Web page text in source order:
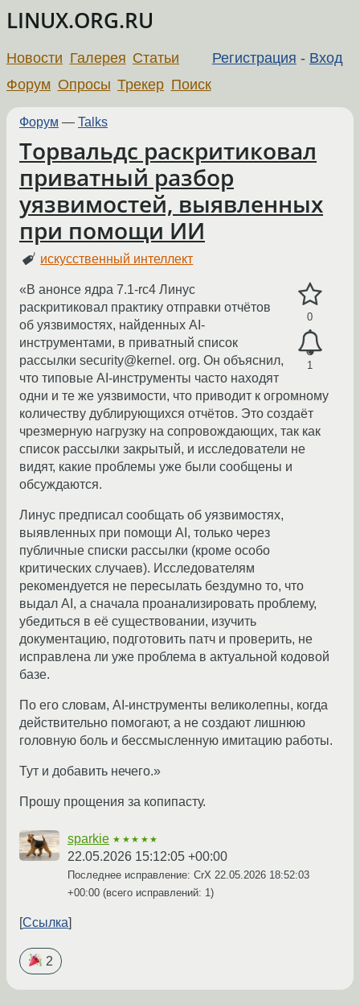
LINUX.ORG.RU
Регистрация - Вход
Новости Галерея Статьи
Форум Опросы Трекер Поиск
Форум — Talks
Торвальдс раскритиковал
приватный разбор
уязвимостей, выявленных
при помощи ИИ
искусственный интеллект
0
1
«В анонсе ядра 7.1-rc4 Линус
раскритиковал практику отправки отчётов
об уязвимостях, найденных AI-
инструментами, в приватный список
рассылки security@kernel. org. Он объяснил,
что типовые AI-инструменты часто находят
одни и те же уязвимости, что приводит к огромному
количеству дублирующихся отчётов. Это создаёт
чрезмерную нагрузку на сопровождающих, так как
список рассылки закрытый, и исследователи не
видят, какие проблемы уже были сообщены и
обсуждаются.
Линус предписал сообщать об уязвимостях,
выявленных при помощи AI, только через
публичные списки рассылки (кроме особо
критических случаев). Исследователям
рекомендуется не пересылать бездумно то, что
выдал AI, а сначала проанализировать проблему,
убедиться в её существовании, изучить
документацию, подготовить патч и проверить, не
исправлена ли уже проблема в актуальной кодовой
базе.
По его словам, AI-инструменты великолепны, когда
действительно помогают, а не создают лишнюю
головную боль и бессмысленную имитацию работы.
Тут и добавить нечего.»
Прошу прощения за копипасту.
sparkie ★★★★★
22.05.2026 15:12:05 +00:00
Последнее исправление: CrX 22.05.2026 18:52:03
+00:00 (всего исправлений: 1)
Ссылка
2